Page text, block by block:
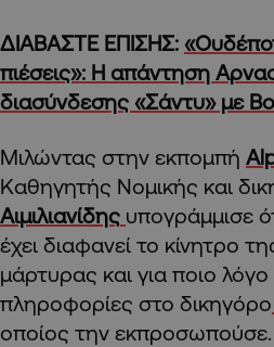
ΔΙΑΒΑΣΤΕ ΕΠΙΣΗΣ:
πιέσεις»: Η απάντηση
διασύνδεσης «Σάντυ» με
Μιλώντας στην εκπομπή
Καθηγητής Νομικής και
Αιμιλιανίδης υπογράμμισε
έχει διαφανεί το κίνητρο
μάρτυρας και για ποιο
πληροφορίες στο δικηγόρο
οποίος την